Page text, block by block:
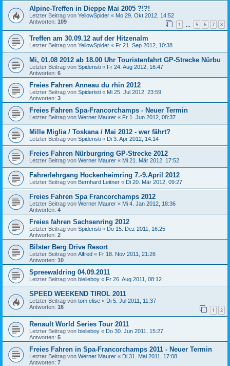
Alpine-Treffen in Dieppe Mai 2005 ?!?!
Letzter Beitrag von YellowSpider « Mo 29. Okt 2012, 14:52
Antworten: 109 1 5 6 7 8
Treffen am 30.09.12 auf der Hitzenalm
Letzter Beitrag von YellowSpider « Fr 21. Sep 2012, 10:38
Mi, 01.08 2012 ab 18.00 Uhr Touristenfahrt GP-Strecke Nürbu
Letzter Beitrag von Spideristi « Fr 24. Aug 2012, 16:47
Antworten: 6
Freies Fahren Anneau du rhin 2012
Letzter Beitrag von Spideristi « Mi 25. Jul 2012, 23:59
Antworten: 3
Freies Fahren Spa-Francorchamps - Neuer Termin
Letzter Beitrag von Werner Maurer « Fr 1. Jun 2012, 08:37
Mille Miglia / Toskana / Mai 2012 - wer fährt?
Letzter Beitrag von Spideristi « Di 3. Apr 2012, 14:14
Freies Fahren Nürburgring GP-Strecke 2012
Letzter Beitrag von Werner Maurer « Mi 21. Mär 2012, 17:52
Fahrerlehrgang Hockenheimring 7.-9.April 2012
Letzter Beitrag von Bernhard Leitner « Di 20. Mär 2012, 09:27
Freies Fahren Spa Francorchamps 2012
Letzter Beitrag von Werner Maurer « Mi 4. Jan 2012, 18:36
Antworten: 4
Freies fahren Sachsenring 2012
Letzter Beitrag von Spideristi « Do 15. Dez 2011, 16:25
Antworten: 2
Bilster Berg Drive Resort
Letzter Beitrag von Alfred « Fr 18. Nov 2011, 21:26
Antworten: 10
Spreewaldring 04.09.2011
Letzter Beitrag von bielieboy « Fr 26. Aug 2011, 08:12
SPEED WEEKEND TIROL 2011
Letzter Beitrag von tom elise « Di 5. Jul 2011, 11:37
Antworten: 16 1 2
Renault World Series Tour 2011
Letzter Beitrag von bielieboy « Do 30. Jun 2011, 15:27
Antworten: 5
Freies Fahren in Spa-Francorchamps 2011 - Neuer Termin
Letzter Beitrag von Werner Maurer « Di 31. Mai 2011, 17:08
Antworten: 7